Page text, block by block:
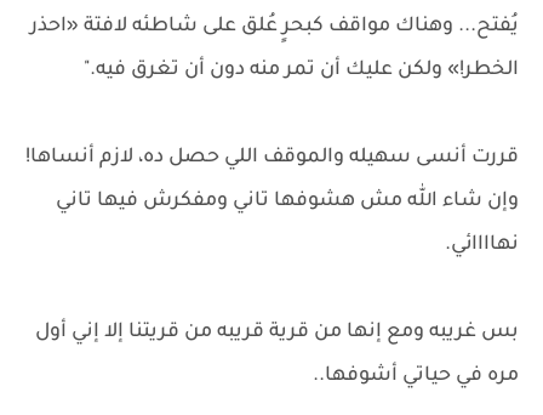
يُفتح... وهناك مواقف كبحرٍ عُلق على شاطئه لافتة «احذر
الخطر!» ولكن عليك أن تمر منه دون أن تغرق فيه."
قررت أنسى سهيله والموقف اللي حصل ده، لازم أنساها!
وإن شاء الله مش هشوفها تاني ومفكرش فيها تاني
نهاااائي.
بس غريبه ومع إنها من قرية قريبه من قريتنا إلا إني أول
مره في حياتي أشوفها..